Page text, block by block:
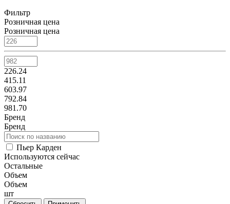
Фильтр
Розничная цена
Розничная цена
226.24
415.11
603.97
792.84
981.70
Бренд
Бренд
Пьер Карден
Используются сейчас
Остальные
Объем
Объем
шт